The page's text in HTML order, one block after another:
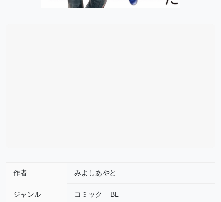
作者 みよしあやと
ジャンル コミック BL